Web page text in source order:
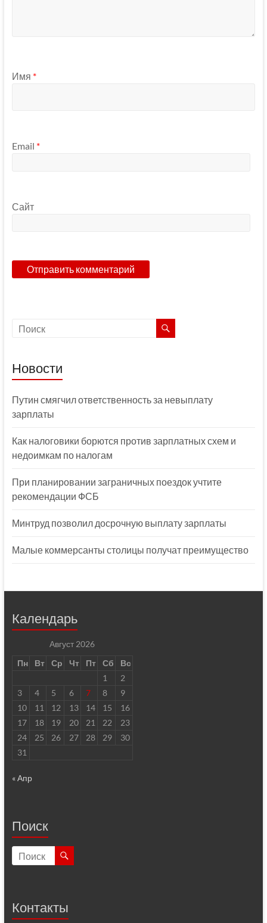
Имя *
Email *
Сайт
Новости
Путин смягчил ответственность за невыплату
зарплаты
Как налоговики борются против зарплатных схем и
недоимкам по налогам
При планировании заграничных поездок учтите
рекомендации ФСБ
Минтруд позволил досрочную выплату зарплаты
Малые коммерсанты столицы получат преимущество
Календарь
Август 2026
Пн
Вт Ср Чт Пт Сб
Вс
1
2
3
4 5 6 7 8
9
10
11 12 13 14 15
16
17
18 19 20 21 22
23
24
25 26 27 28 29
30
31
« Апр
Поиск
Контакты